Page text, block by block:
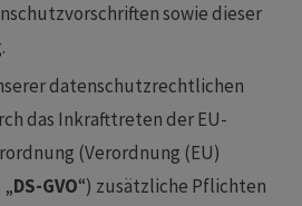
sowie dieser
datenschutzrechtlichen
das Inkrafttreten der EU-
(Verordnung (EU)
DS-GVO“) zusätzliche Pflichten